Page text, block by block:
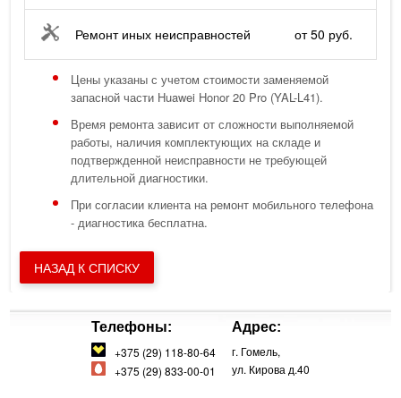
Ремонт иных неисправностей от 50 руб.
Цены указаны с учетом стоимости заменяемой
запасной части Huawei Honor 20 Pro (YAL-L41).
Время ремонта зависит от сложности выполняемой
работы, наличия комплектующих на складе и
подтвержденной неисправности не требующей
длительной диагностики.
При согласии клиента на ремонт мобильного телефона
- диагностика бесплатна.
НАЗАД К СПИСКУ
Телефоны:
+375 (29) 118-80-64
+375 (29) 833-00-01
Адрес:
г. Гомель,
ул. Кирова д.40